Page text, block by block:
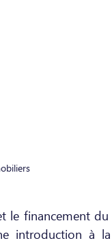
le financement
introduction à